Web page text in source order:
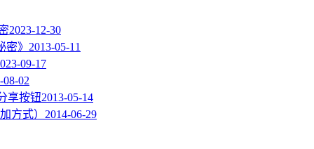
2023-12-30
》 2013-05-11
09-17
08-02
享按钮2013-05-14
方式） 2014-06-29